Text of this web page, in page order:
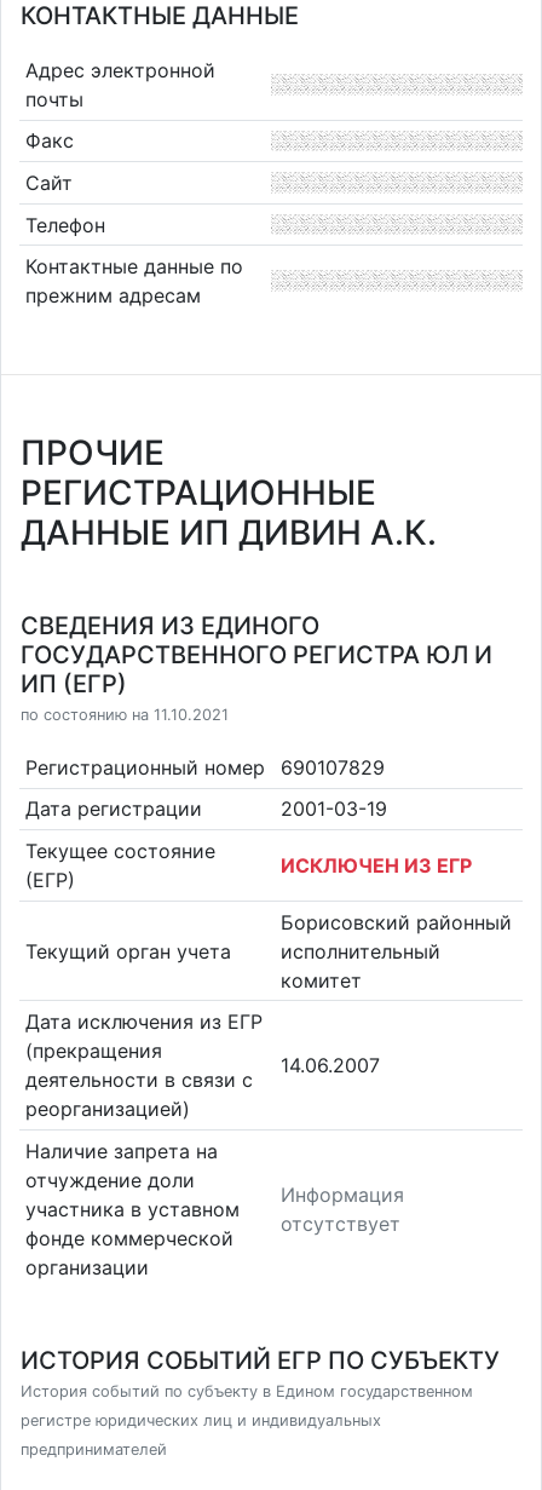
КОНТАКТНЫЕ ДАННЫЕ
Адрес электронной
почты
Факс
Сайт
Телефон
Контактные данные по
прежним адресам
ПРОЧИЕ
РЕГИСТРАЦИОННЫЕ
ДАННЫЕ ИП ДИВИН А.К.
СВЕДЕНИЯ ИЗ ЕДИНОГО
ГОСУДАРСТВЕННОГО РЕГИСТРА ЮЛ И
ИП (ЕГР)
по состоянию на 11.10.2021
Регистрационный номер
690107829
Дата регистрации
2001-03-19
Текущее состояние
(ЕГР)
ИСКЛЮЧЕН ИЗ ЕГР
Текущий орган учета
Борисовский районный
исполнительный
комитет
Дата исключения из ЕГР
(прекращения
деятельности в связи с
реорганизацией)
14.06.2007
Наличие запрета на
отчуждение доли
участника в уставном
фонде коммерческой
организации
Информация
отсутствует
ИСТОРИЯ СОБЫТИЙ ЕГР ПО СУБЪЕКТУ
История событий по субъекту в Едином государственном
регистре юридических лиц и индивидуальных
предпринимателей